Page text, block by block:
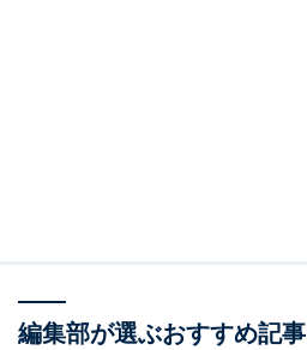
編集部が選ぶおすすめ記事